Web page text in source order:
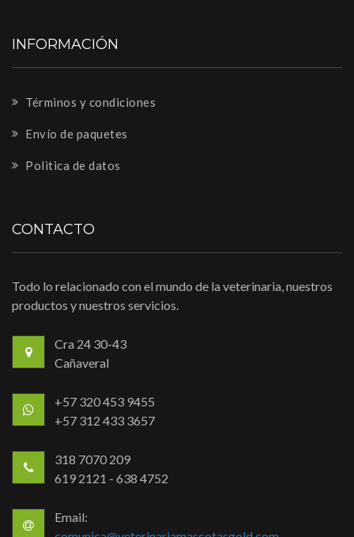
INFORMACIÓN
Términos y condiciones
Envío de paquetes
Politica de datos
CONTACTO
Todo lo relacionado con el mundo de la veterinaria, nuestros
productos y nuestros servicios.
Cra 24 30-43
Cañaveral
+57 320 453 9455
+57 312 433 3657
318 7070 209
619 2121 - 638 4752
Email: